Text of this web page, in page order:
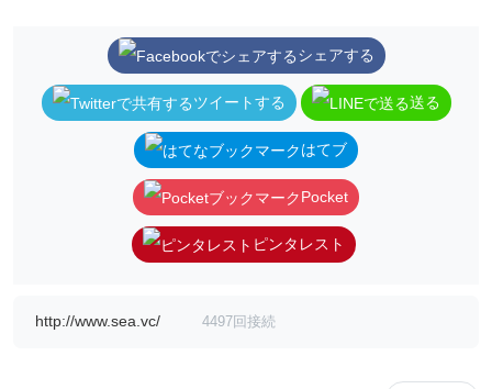
シェアする
ツイートする 送る
はてブ
Pocket
ピンタレスト
http://www.sea.vc/ 4497回接続